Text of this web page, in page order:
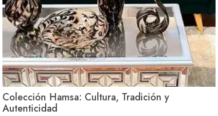
Colección Hamsa: Cultura, Tradición y
Autenticidad